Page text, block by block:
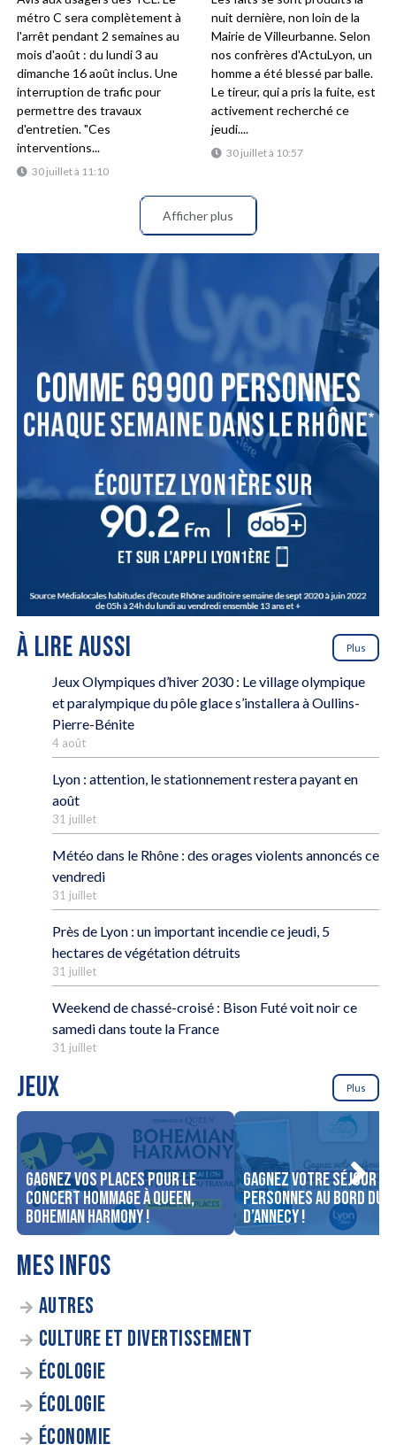
30 juillet à 11:10
métro C sera complètement à
l'arrêt pendant 2 semaines au
mois d'août : du lundi 3 au
dimanche 16 août inclus. Une
interruption de trafic pour
permettre des travaux
d'entretien. "Ces
interventions...
30 juillet à 10:57
nuit dernière, non loin de la
Mairie de Villeurbanne. Selon
nos confrères d'ActuLyon, un
homme a été blessé par balle.
Le tireur, qui a pris la fuite, est
activement recherché ce
jeudi....
Afficher plus
À LIRE AUSSI Plus
Jeux Olympiques d’hiver 2030 : Le village olympique
et paralympique du pôle glace s’installera à Oullins-
Pierre-Bénite
4 août
Lyon : attention, le stationnement restera payant en
août
31 juillet
Météo dans le Rhône : des orages violents annoncés ce
vendredi
31 juillet
Près de Lyon : un important incendie ce jeudi, 5
hectares de végétation détruits
31 juillet
Weekend de chassé-croisé : Bison Futé voit noir ce
samedi dans toute la France
31 juillet
JEUX Plus
Gagnez vos places pour le
concert Hommage à Queen,
Bohemian Harmony !
Gagnez votre séjour
personnes au bord du
d’Annecy !
MES INFOS
AUTRES
CULTURE ET DIVERTISSEMENT
ÉCOLOGIE
ÉCOLOGIE
ÉCONOMIE